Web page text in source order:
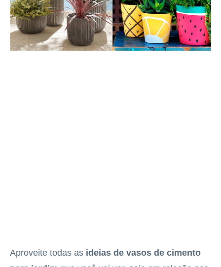
Aproveite todas as ideias de vasos de cimento